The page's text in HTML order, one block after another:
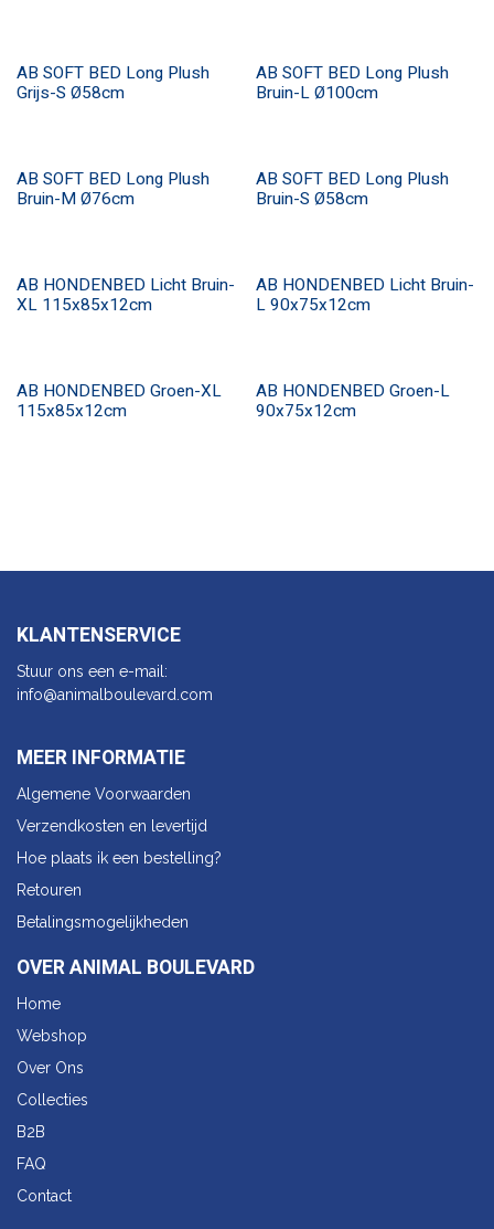
​​AB SOFT BED Long Plush
Grijs-S Ø58cm
​​AB SOFT BED Long Plush
Bruin-L Ø100cm
​​AB SOFT BED Long Plush
Bruin-M Ø76cm
​​AB SOFT BED Long Plush
Bruin-S Ø58cm
AB HONDENBED Licht Bruin-
XL 115x85x12cm
AB HONDENBED Licht Bruin-
L 90x75x12cm
AB HONDENBED Groen-XL
115x85x12cm
AB HONDENBED Groen-L
90x75x12cm
KLANTENSERVICE
Stuur ons een e-mail:
info@animalbo​ulevard.com
MEER INFORMATIE
Algemene Voorwaarden
Verzendkosten en levertijd
Hoe plaats ik een bestelling?
Retouren
Betalingsmogelijkheden
OVER ANIMAL BOULEVARD
Home
Webshop
Over Ons
Collecties
B2B
FAQ
Contact